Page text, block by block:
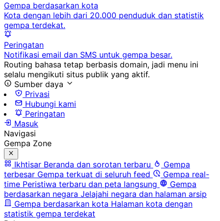
Gempa berdasarkan kota
Kota dengan lebih dari 20.000 penduduk dan statistik
gempa terdekat.
Peringatan
Notifikasi email dan SMS untuk gempa besar.
Routing bahasa tetap berbasis domain, jadi menu ini
selalu mengikuti situs publik yang aktif.
Sumber daya
Privasi
Hubungi kami
Peringatan
Masuk
Navigasi
Gempa Zone
Ikhtisar Beranda dan sorotan terbaru
Gempa
terbesar Gempa terkuat di seluruh feed
Gempa real-
time Peristiwa terbaru dan peta langsung
Gempa
berdasarkan negara Jelajahi negara dan halaman arsip
Gempa berdasarkan kota Halaman kota dengan
statistik gempa terdekat